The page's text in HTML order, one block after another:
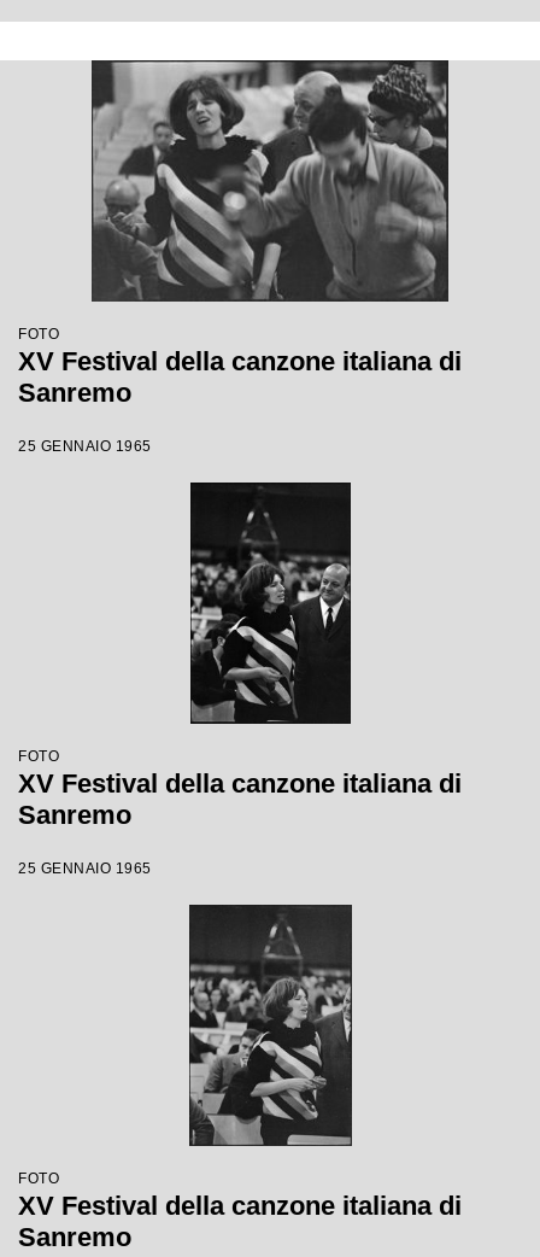
FOTO
XV Festival della canzone italiana di
Sanremo
25 GENNAIO 1965
FOTO
XV Festival della canzone italiana di
Sanremo
25 GENNAIO 1965
FOTO
XV Festival della canzone italiana di
Sanremo